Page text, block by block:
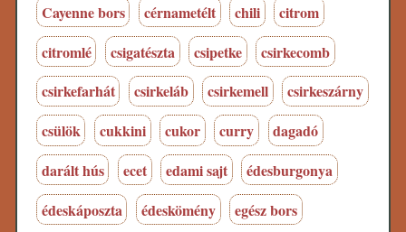
Cayenne bors
cérnametélt chili
citrom
citromlé
csigatészta csipetke
csirkecomb
csirkefarhát
csirkeláb csirkemell
csirkeszárny
csülök
cukkini cukor curry
dagadó
darált hús
ecet edami sajt
édesburgonya
édeskáposzta
édeskömény
egész bors